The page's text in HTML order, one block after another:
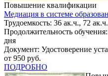
Повышение квалификации
Медиация в системе
Трудоемкость: 36 ак.ч., 72
Продолжительность
дня
Документ: Удостоверение
от 950 руб.
ПОДРОБНО